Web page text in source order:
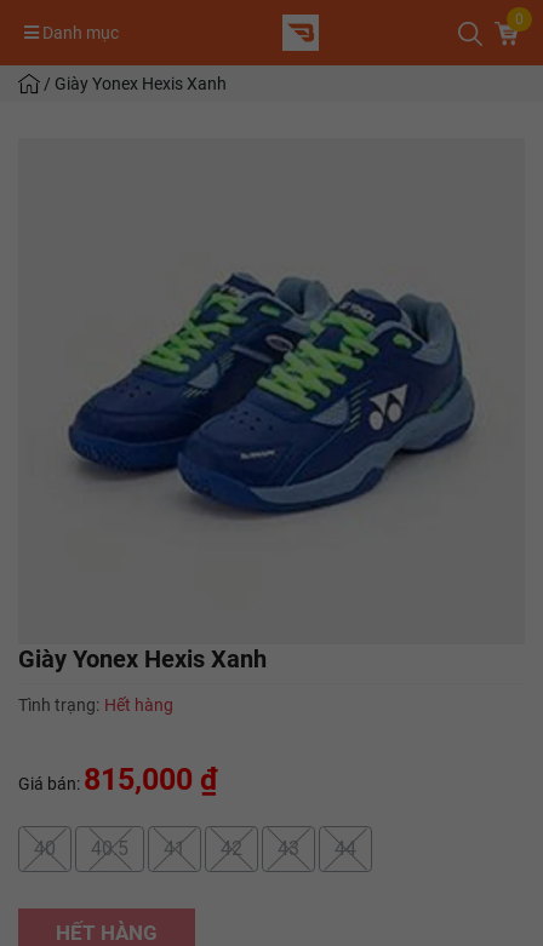
Danh mục
0
/ Giày Yonex Hexis Xanh
Giày Yonex Hexis Xanh
Tình trạng: Hết hàng
Giá bán: 815,000 ₫
40 40.5 41 42 43 44
HẾT HÀNG